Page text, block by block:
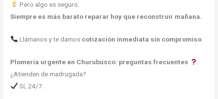
Pero algo es seguro:
Siempre es más barato reparar hoy que reconstruir mañana.
Llámanos y te damos cotización inmediata sin compromiso.
Plomería urgente en Churubusco: preguntas frecuentes
¿Atienden de madrugada?
Sí, 24/7.